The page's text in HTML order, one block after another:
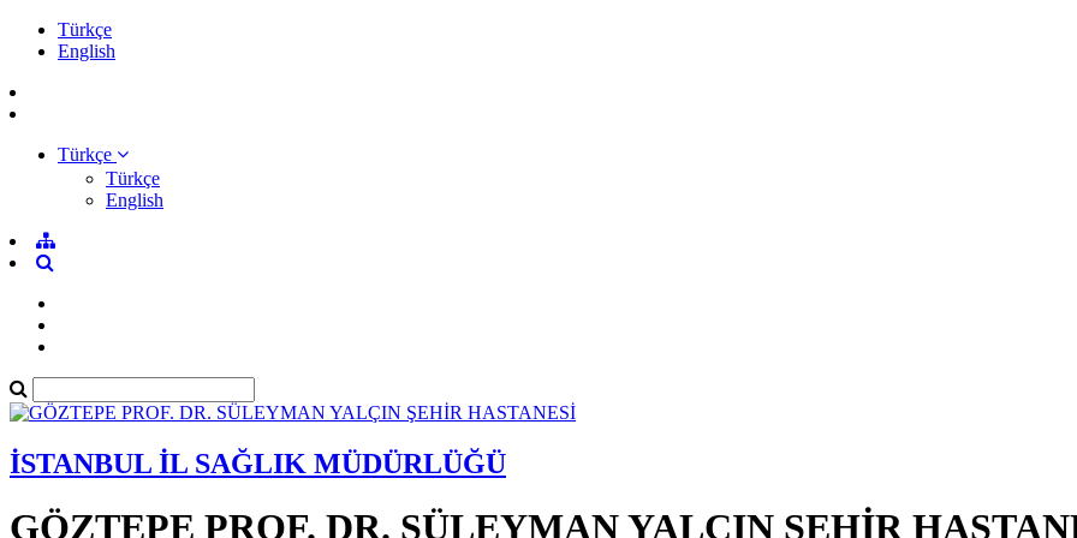
Türkçe
English
Türkçe
Türkçe
English
İSTANBUL İL SAĞLIK MÜDÜRLÜĞÜ
GÖZTEPE PROF. DR. SÜLEYMAN YALÇIN ŞEHİR